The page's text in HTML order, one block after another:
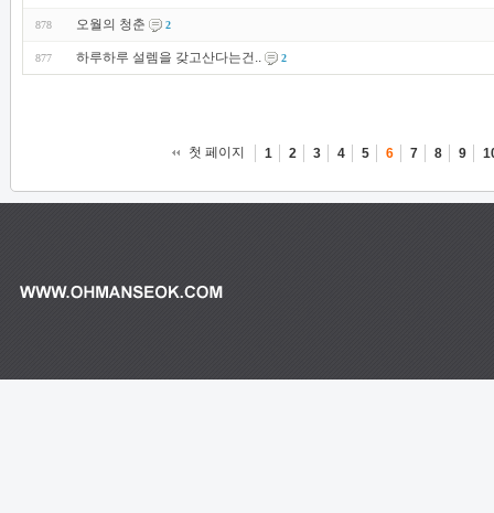
878 오월의 청춘 2
877 하루하루 설렘을 갖고산다는건.. 2
첫 페이지 1 2 3 4 5 6 7 8 9